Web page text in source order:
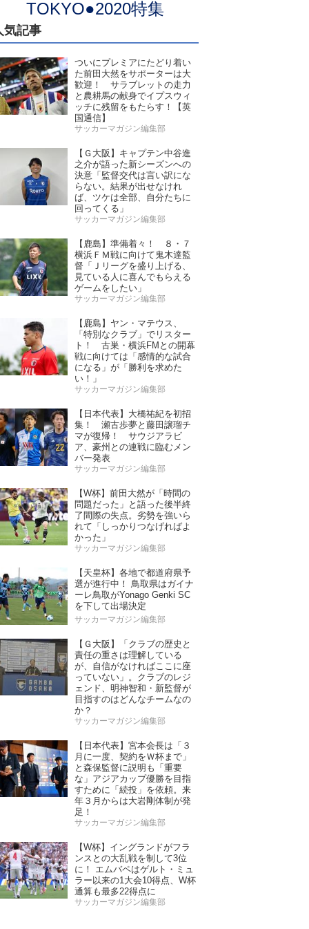
TOKYO●2020特集
気記事
ついにプレミアにたどり着い
た前田大然をサポーターは大
歓迎！ サラブレットの走力
と農耕馬の献身でイプスウィ
ッチに残留をもたらす！【英
国通信】
サッカーマガジン編集部
【Ｇ大阪】キャプテン中谷進
之介が語った新シーズンへの
決意「監督交代は言い訳にな
らない。結果が出せなけれ
ば、ツケは全部、自分たちに
回ってくる」
サッカーマガジン編集部
【鹿島】準備着々！ ８・７
横浜ＦＭ戦に向けて鬼木達監
督「Ｊリーグを盛り上げる、
見ている人に喜んでもらえる
ゲームをしたい」
サッカーマガジン編集部
【鹿島】ヤン・マテウス、
「特別なクラブ」でリスター
ト！ 古巣・横浜FMとの開幕
戦に向けては「感情的な試合
になる」が「勝利を求めた
い！」
サッカーマガジン編集部
【日本代表】大橋祐紀を初招
集！ 瀬古歩夢と藤田譲瑠チ
マが復帰！ サウジアラビ
ア、豪州との連戦に臨むメン
バー発表
サッカーマガジン編集部
【W杯】前田大然が「時間の
問題だった」と語った後半終
了間際の失点。劣勢を強いら
れて「しっかりつなげればよ
かった」
サッカーマガジン編集部
【天皇杯】各地で都道府県予
選が進行中！ 鳥取県はガイナ
ーレ鳥取がYonago Genki SC
を下して出場決定
サッカーマガジン編集部
【Ｇ大阪】「クラブの歴史と
責任の重さは理解している
が、自信がなければここに座
っていない」。クラブのレジ
ェンド、明神智和・新監督が
目指すのはどんなチームなの
か？
サッカーマガジン編集部
【日本代表】宮本会長は「３
月に一度、契約をＷ杯まで」
と森保監督に説明も「重要
な」アジアカップ優勝を目指
すために「続投」を依頼。来
年３月からは大岩剛体制が発
足！
サッカーマガジン編集部
【W杯】イングランドがフラ
ンスとの大乱戦を制して3位
に！ エムバペはゲルト・ミュ
ラー以来の1大会10得点、W杯
通算も最多22得点に
サッカーマガジン編集部